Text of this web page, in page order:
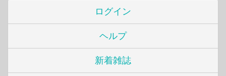
ログイン
ヘルプ
新着雑誌